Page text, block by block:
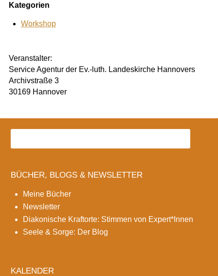
Kategorien
Workshop
Veranstalter:
Service Agentur der Ev.-luth. Landeskirche Hannovers
Archivstraße 3
30169 Hannover
BÜCHER, BLOGS & NEWSLETTER
Meine Bücher
Newsletter
Diakonische Kraftorte: Stimmen von Expert*Innen
Seele & Sorge: Der Blog
KALENDER